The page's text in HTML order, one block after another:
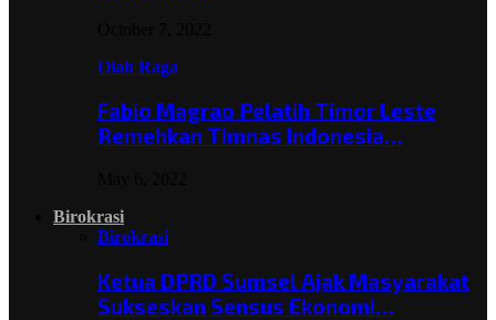
Olah Raga
Fabio Magrao Pelatih Timor Leste
Remehkan Timnas Indonesia…
Birokrasi
Birokrasi
Ketua DPRD Sumsel Ajak Masyarakat
Sukseskan Sensus Ekonomi…